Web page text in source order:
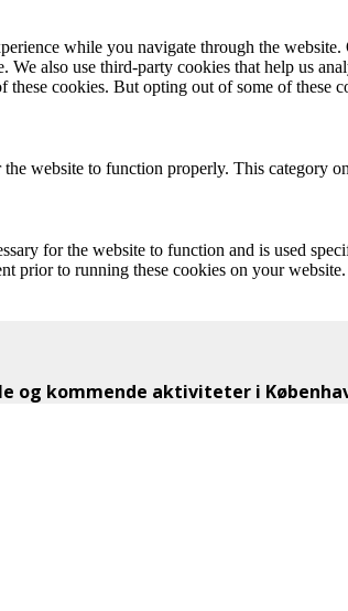
while you navigate through the
also use third-party cookies that help us
these cookies. But opting out of some of these
website to function properly. This category
for the website to function and is used
prior to running these cookies on your website.
og kommende aktiviteter i